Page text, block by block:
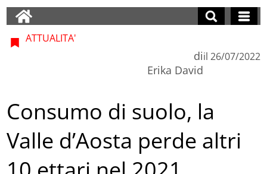
ATTUALITA'
di
Erika David
il 26/07/2022
Consumo di suolo, la
Valle d’Aosta perde altri